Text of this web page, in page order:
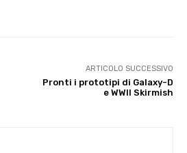
ARTICOLO SUCCESSIVO
Pronti i prototipi di Galaxy-D
e WWII Skirmish